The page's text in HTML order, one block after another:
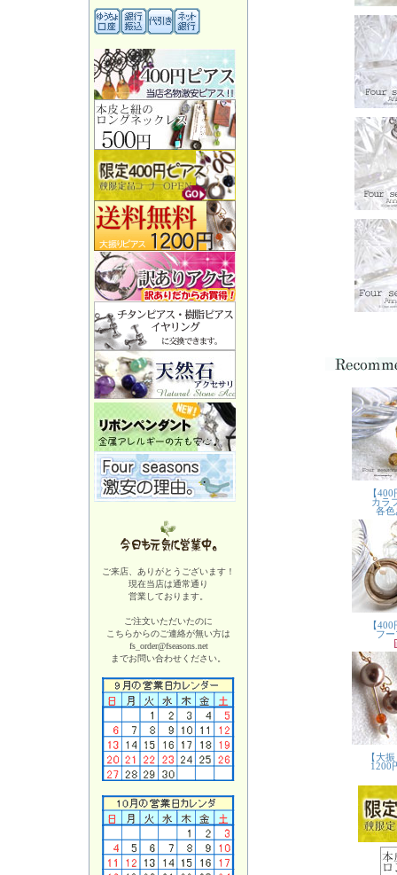
ご来店、ありがとうございます！
現在当店は通常通り
営業しております。
ご注文いただいたのに
こちらからのご連絡が無い方は
fs_order@fseasons.net
までお問い合わせください。